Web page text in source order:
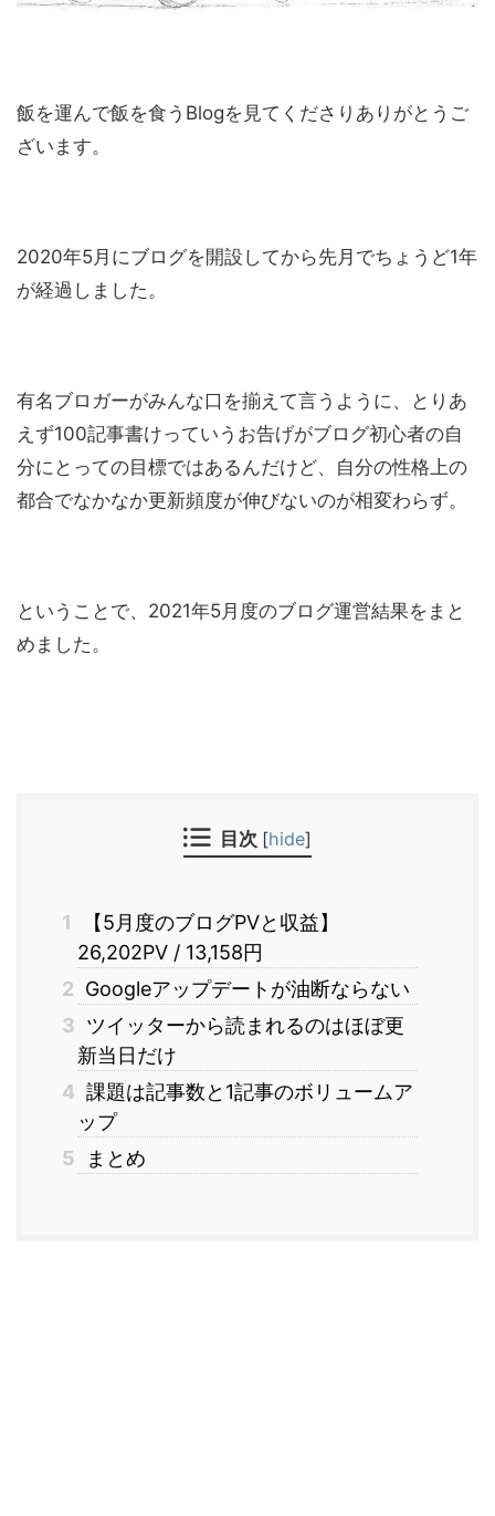
飯を運んで飯を食うBlogを見てくださりありがとうご
ざいます。
2020年5月にブログを開設してから先月でちょうど1年
が経過しました。
有名ブロガーがみんな口を揃えて言うように、とりあ
えず100記事書けっていうお告げがブログ初心者の自
分にとっての目標ではあるんだけど、自分の性格上の
都合でなかなか更新頻度が伸びないのが相変わらず。
ということで、2021年5月度のブログ運営結果をまと
めました。
目次 [hide]
1
【5月度のブログPVと収益】
26,202PV / 13,158円
2 Googleアップデートが油断ならない
3 ツイッターから読まれるのはほぼ更
新当日だけ
4 課題は記事数と1記事のボリュームア
ップ
5
まとめ